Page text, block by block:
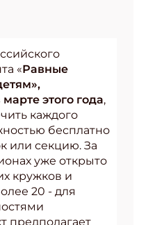
«Равные
»,
этого года,
каждого
бесплатно
или секцию. За
уже открыто
кружков и
20 - для
предполагает